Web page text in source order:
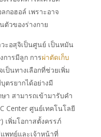
กอฮอล์ เพราะอาจ
วของร่างกาย
ะอสุจิเป็นศูนย์ เป็นหมัน
ารมีลูก การผ่าตัดเก็บ
เป็นทางเลือกที่ช่วยเพิ่ม
ตรยากได้อย่างมี
า สามารถเข้ามารับคำ
Center ศูนย์เทคโนโลยี
เพิ่มโอกาสตั้งครรภ์
พทย์และเจ้าหน้าที่